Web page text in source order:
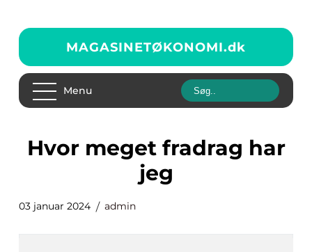
MAGASINETØKONOMI.dk
Menu
hvor meget fradrag har
jeg
03 januar 2024 admin